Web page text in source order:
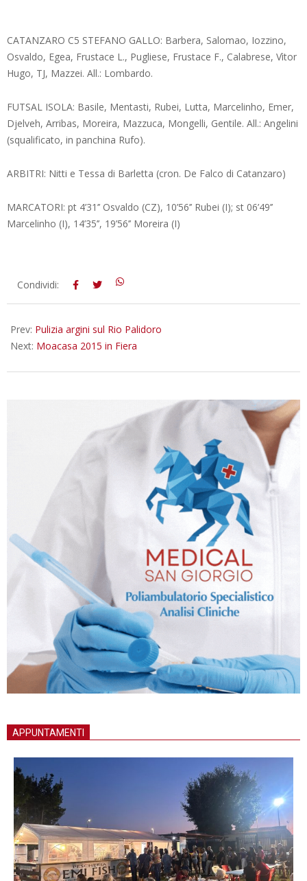
CATANZARO C5 STEFANO GALLO: Barbera, Salomao, Iozzino,
Osvaldo, Egea, Frustace L., Pugliese, Frustace F., Calabrese, Vìtor
Hugo, TJ, Mazzei. All.: Lombardo.
FUTSAL ISOLA: Basile, Mentasti, Rubei, Lutta, Marcelinho, Emer,
Djelveh, Arribas, Moreira, Mazzuca, Mongelli, Gentile. All.: Angelini
(squalificato, in panchina Rufo).
ARBITRI: Nitti e Tessa di Barletta (cron. De Falco di Catanzaro)
MARCATORI: pt 4’31’’ Osvaldo (CZ), 10’56’’ Rubei (I); st 06’49’’
Marcelinho (I), 14’35’’, 19’56’’ Moreira (I)
2015-
Condividi:
Prev: Pulizia argini sul Rio Palidoro
Next: Moacasa 2015 in Fiera
APPUNTAMENTI